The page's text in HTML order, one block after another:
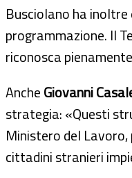
Busciolano ha
programmazione. Il
riconosca
AncheGiovanni
strategia: «Questi
Ministero del
cittadini stranieri